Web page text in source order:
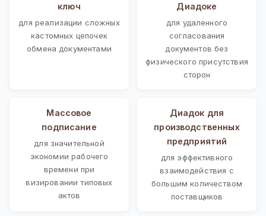
ключ
для реализации сложных
кастомных цепочек
обмена документами
Диадоке
для удаленного
согласования
документов без
физического присутствия
сторон
Массовое
подписание
для значительной
экономии рабочего
времени при
визировании типовых
актов
Диадок для
производственных
предприятий
для эффективного
взаимодействия с
большим количеством
поставщиков